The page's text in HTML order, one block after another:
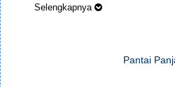
Selengkapnya
Pantai